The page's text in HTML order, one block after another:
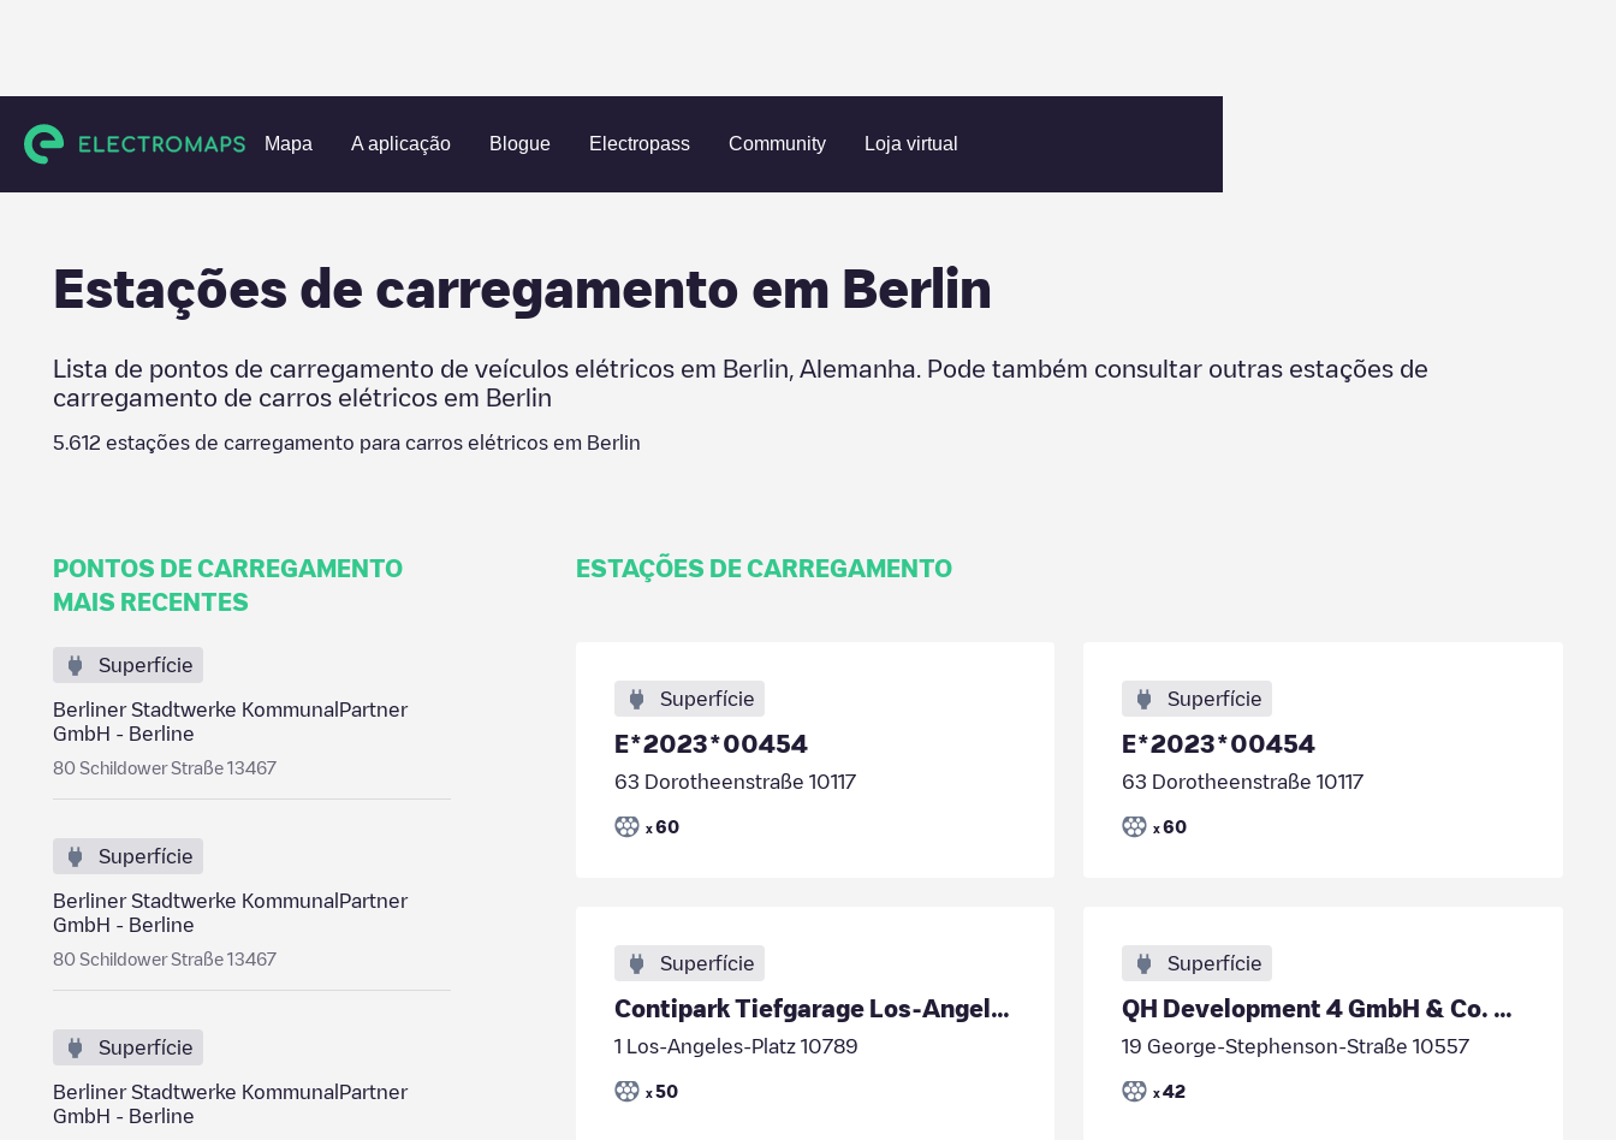
Mapa A aplicação Blogue Electropass Community Loja virtual
Charging stations Alemanha Berlin Berlin
Estações de carregamento em Berlin
Lista de pontos de carregamento de veículos elétricos em Berlin Alemanha . Pode também consultar outras estações de
carregamento de carros elétricos em Berlin
5.612 estações de carregamento para carros elétricos em Berlin
PONTOS DE CARREGAMENTO
MAIS RECENTES
Superfície
Berliner Stadtwerke KommunalPartner
GmbH - Berline
80 Schildower Straße 13467
Superfície
Berliner Stadtwerke KommunalPartner
GmbH - Berline
80 Schildower Straße 13467
Superfície
Berliner Stadtwerke KommunalPartner
GmbH - Berline
ESTAÇÕES DE CARREGAMENTO
Superfície
E*2023*00454
63 Dorotheenstraße 10117
x 60
Superfície
E*2023*00454
63 Dorotheenstraße 10117
x 60
Superfície
Contipark Tiefgarage Los-Angeles-Platz
1 Los-Angeles-Platz 10789
x 50
Superfície
QH Development 4 GmbH & Co. KG - DE*DES*E1005194
19 George-Stephenson-Straße 10557
x 42